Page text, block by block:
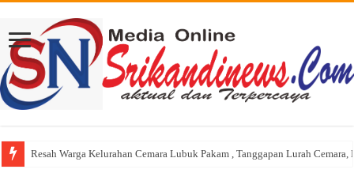
Resah Warga Kelurahan Cemara Lubuk Pakam , Tanggapan Lurah